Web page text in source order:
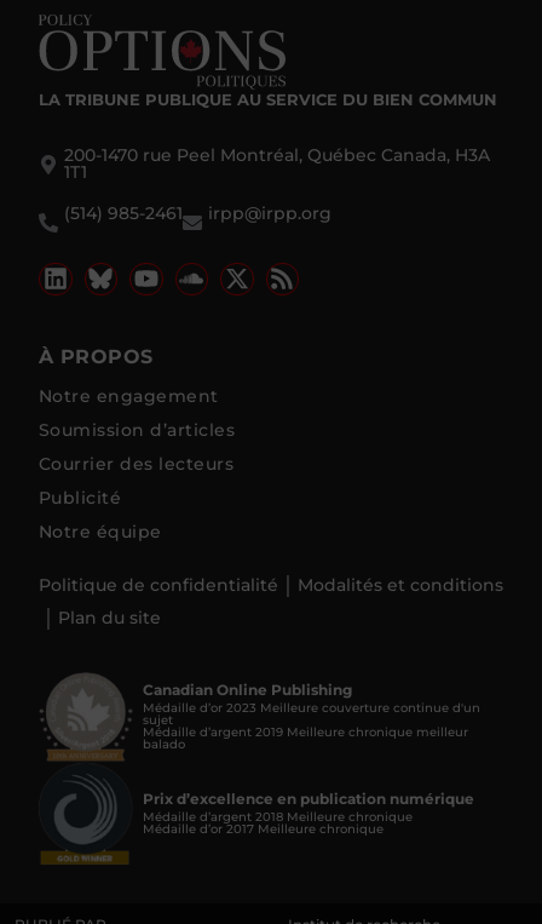
LA TRIBUNE PUBLIQUE AU SERVICE DU BIEN COMMUN
200-1470 rue Peel Montréal, Québec Canada, H3A
1T1
(514) 985-2461
irpp@irpp.org
À PROPOS
Notre engagement
Soumission d’articles
Courrier des lecteurs
Publicité
Notre équipe
Politique de confidentialité
Modalités et conditions
Plan du site
Canadian Online Publishing
Médaille d’or 2023 Meilleure couverture continue d'un
sujet
Médaille d’argent 2019 Meilleure chronique meilleur
balado
Prix d’excellence en publication numérique
Médaille d’argent 2018 Meilleure chronique
Médaille d’or 2017 Meilleure chronique